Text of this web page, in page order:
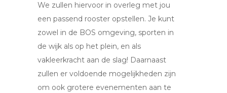
We zullen hiervoor in overleg met jou
een passend rooster opstellen. Je kunt
zowel in de BOS omgeving, sporten in
de wijk als op het plein, en als
vakleerkracht aan de slag! Daarnaast
zullen er voldoende mogelijkheden zijn
om ook grotere evenementen aan te